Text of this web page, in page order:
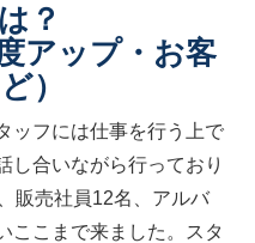
？
アップ・お客
）
ッフには仕事を行う上で
し合いながら行っており
販売社員12名、アルバ
ここまで来ました。スタ